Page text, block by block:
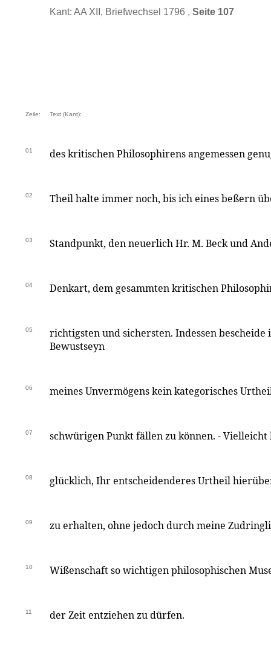
Kant: AA XII, Briefwechsel 1796 , Seite 107
Zeile: Text (Kant):
01 des kritischen Philosophirens angemessen
02 Theil halte immer noch, bis ich eines beßern
03 Standpunkt, den neuerlich Hr. M. Beck und
04 Denkart, dem gesammten kritischen
05
richtigsten und sichersten. Indessen
Bewustseyn
06 meines Unvermögens kein kategorisches
07 schwürigen Punkt fällen zu können. - Vielleicht
08 glücklich, Ihr entscheidenderes Urtheil
09 zu erhalten, ohne jedoch durch meine
10 Wißenschaft so wichtigen philosophischen
11 der Zeit entziehen zu dürfen.